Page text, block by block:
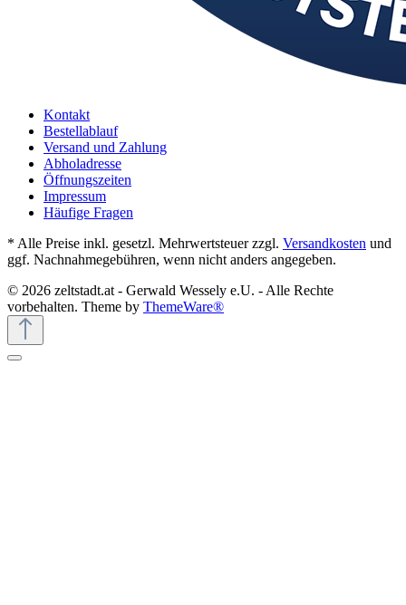
Kontakt
Bestellablauf
Versand und Zahlung
Abholadresse
Öffnungszeiten
Impressum
Häufige Fragen
* Alle Preise inkl. gesetzl. Mehrwertsteuer zzgl. Versandkosten und
ggf. Nachnahmegebühren, wenn nicht anders angegeben.
© 2026 zeltstadt.at - Gerwald Wessely e.U. - Alle Rechte
vorbehalten. Theme by ThemeWare®